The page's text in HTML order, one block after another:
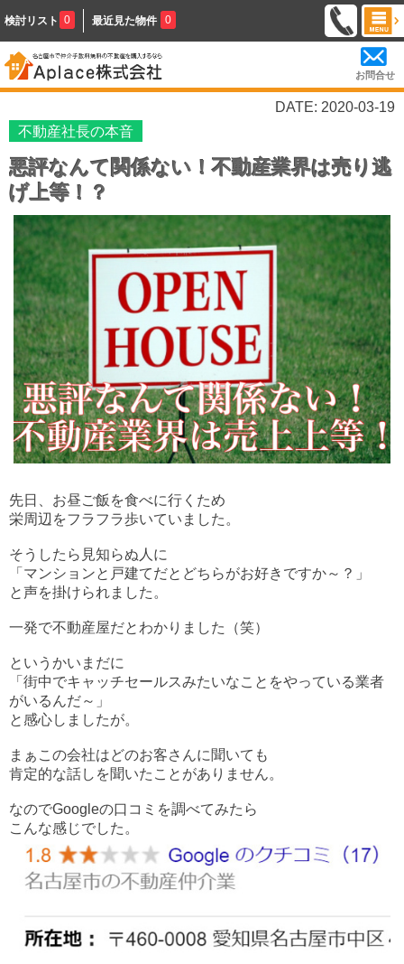
検討リスト 0 最近見た物件 0
お問合せ
DATE: 2020-03-19
不動産社長の本音
悪評なんて関係ない！不動産業界は売り逃
げ上等！？
先日、お昼ご飯を食べに行くため
栄周辺をフラフラ歩いていました。
そうしたら見知らぬ人に
「マンションと戸建てだとどちらがお好きですか～？」
と声を掛けられました。
一発で不動産屋だとわかりました（笑）
というかいまだに
「街中でキャッチセールスみたいなことをやっている業者
がいるんだ～」
と感心しましたが。
まぁこの会社はどのお客さんに聞いても
肯定的な話しを聞いたことがありません。
なのでGoogleの口コミを調べてみたら
こんな感じでした。